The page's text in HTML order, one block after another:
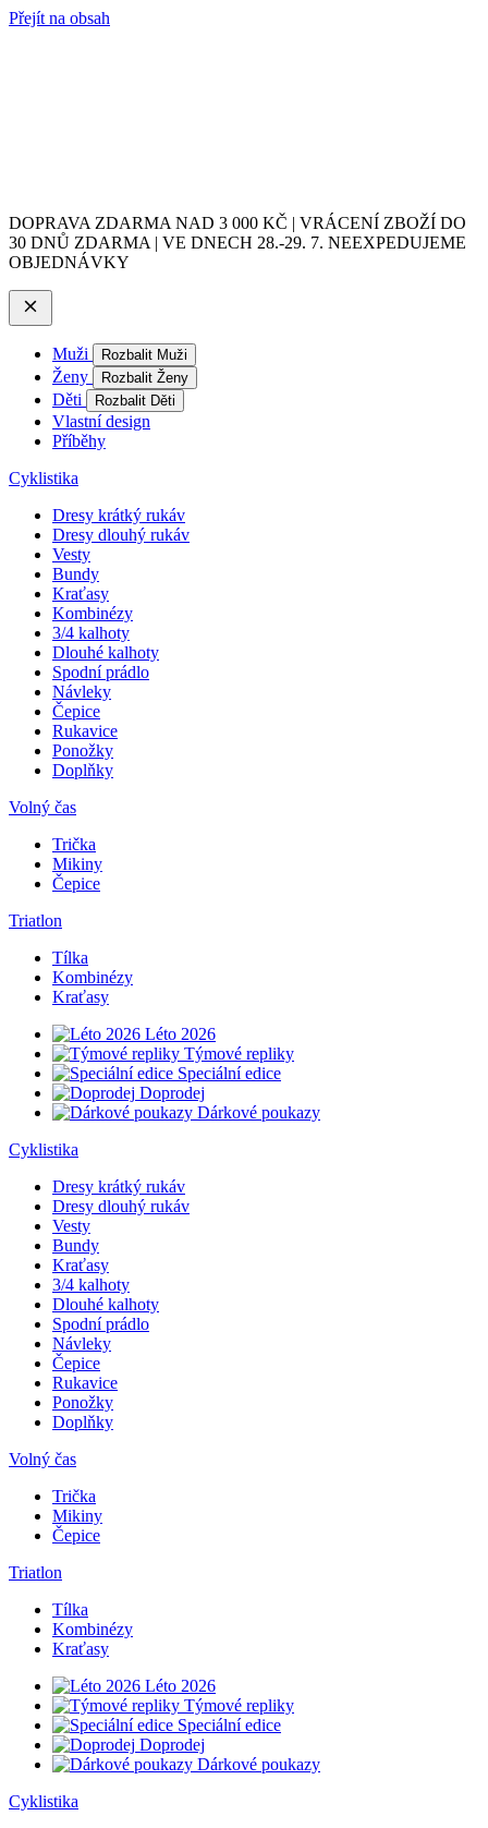
Přejít na obsah
DOPRAVA ZDARMA NAD 3 000 KČ | VRÁCENÍ ZBOŽÍ DO
30 DNŮ ZDARMA | VE DNECH 28.-29. 7. NEEXPEDUJEME
OBJEDNÁVKY
Muži Rozbalit Muži
Ženy Rozbalit Ženy
Děti Rozbalit Děti
Vlastní design
Příběhy
Cyklistika
Dresy krátký rukáv
Dresy dlouhý rukáv
Vesty
Bundy
Kraťasy
Kombinézy
3/4 kalhoty
Dlouhé kalhoty
Spodní prádlo
Návleky
Čepice
Rukavice
Ponožky
Doplňky
Volný čas
Trička
Mikiny
Čepice
Triatlon
Tílka
Kombinézy
Kraťasy
Léto 2026
Týmové repliky
Speciální edice
Doprodej
Dárkové poukazy
Cyklistika
Dresy krátký rukáv
Dresy dlouhý rukáv
Vesty
Bundy
Kraťasy
3/4 kalhoty
Dlouhé kalhoty
Spodní prádlo
Návleky
Čepice
Rukavice
Ponožky
Doplňky
Volný čas
Trička
Mikiny
Čepice
Triatlon
Tílka
Kombinézy
Kraťasy
Léto 2026
Týmové repliky
Speciální edice
Doprodej
Dárkové poukazy
Cyklistika